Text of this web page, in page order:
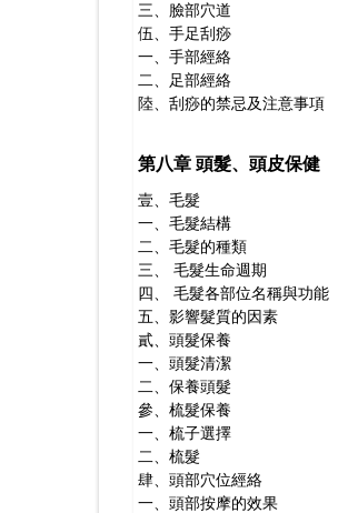
三、臉部穴道
伍、手足刮痧
一、手部經絡
二、足部經絡
陸、刮痧的禁忌及注意事項
第八章 頭髮、頭皮保健
壹、毛髮
一、毛髮結構
二、毛髮的種類
三、 毛髮生命週期
四、 毛髮各部位名稱與功能
五、影響髮質的因素
貳、頭髮保養
一、頭髮清潔
二、保養頭髮
參、梳髮保養
一、梳子選擇
二、梳髮
肆、頭部穴位經絡
一、頭部按摩的效果